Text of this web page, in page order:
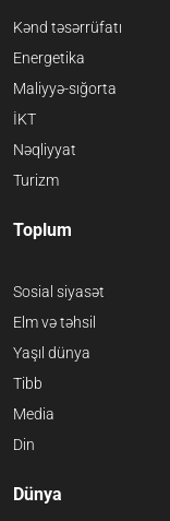
Kənd təsərrüfatı
Energetika
Maliyyə-sığorta
İKT
Nəqliyyat
Turizm
Toplum
Sosial siyasət
Elm və təhsil
Yaşıl dünya
Tibb
Media
Din
Dünya